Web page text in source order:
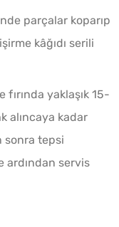
parçalar koparıp
kâğıdı serili
fırında yaklaşık 15-
alıncaya kadar
sonra tepsi
ardından servis